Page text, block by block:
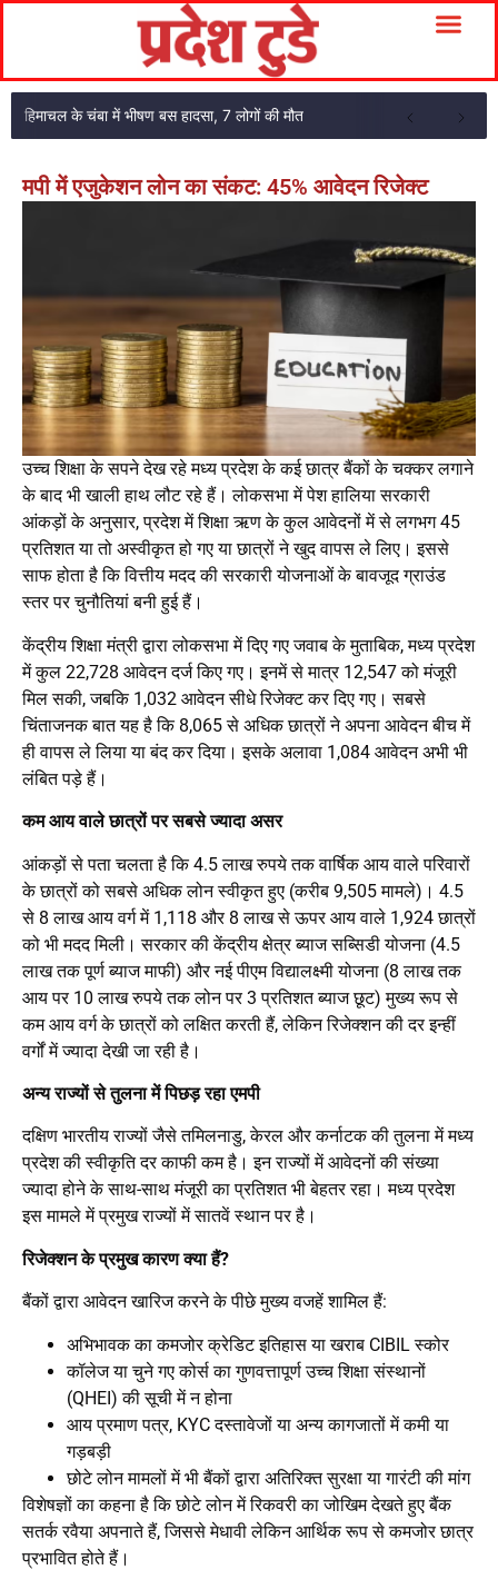
हिमाचल के चंबा में भीषण बस हादसा, 7 लोगों की मौत
मपी में एजुकेशन लोन का संकट: 45% आवेदन रिजेक्ट
उच्च शिक्षा के सपने देख रहे मध्य प्रदेश के कई छात्र बैंकों के चक्कर लगाने
के बाद भी खाली हाथ लौट रहे हैं। लोकसभा में पेश हालिया सरकारी
आंकड़ों के अनुसार, प्रदेश में शिक्षा ऋण के कुल आवेदनों में से लगभग 45
प्रतिशत या तो अस्वीकृत हो गए या छात्रों ने खुद वापस ले लिए। इससे
साफ होता है कि वित्तीय मदद की सरकारी योजनाओं के बावजूद ग्राउंड
स्तर पर चुनौतियां बनी हुई हैं।
केंद्रीय शिक्षा मंत्री द्वारा लोकसभा में दिए गए जवाब के मुताबिक, मध्य प्रदेश
में कुल 22,728 आवेदन दर्ज किए गए। इनमें से मात्र 12,547 को मंजूरी
मिल सकी, जबकि 1,032 आवेदन सीधे रिजेक्ट कर दिए गए। सबसे
चिंताजनक बात यह है कि 8,065 से अधिक छात्रों ने अपना आवेदन बीच में
ही वापस ले लिया या बंद कर दिया। इसके अलावा 1,084 आवेदन अभी भी
लंबित पड़े हैं।
कम आय वाले छात्रों पर सबसे ज्यादा असर
आंकड़ों से पता चलता है कि 4.5 लाख रुपये तक वार्षिक आय वाले परिवारों
के छात्रों को सबसे अधिक लोन स्वीकृत हुए (करीब 9,505 मामले)। 4.5
से 8 लाख आय वर्ग में 1,118 और 8 लाख से ऊपर आय वाले 1,924 छात्रों
को भी मदद मिली। सरकार की केंद्रीय क्षेत्र ब्याज सब्सिडी योजना (4.5
लाख तक पूर्ण ब्याज माफी) और नई पीएम विद्यालक्ष्मी योजना (8 लाख तक
आय पर 10 लाख रुपये तक लोन पर 3 प्रतिशत ब्याज छूट) मुख्य रूप से
कम आय वर्ग के छात्रों को लक्षित करती हैं, लेकिन रिजेक्शन की दर इन्हीं
वर्गों में ज्यादा देखी जा रही है।
अन्य राज्यों से तुलना में पिछड़ रहा एमपी
दक्षिण भारतीय राज्यों जैसे तमिलनाडु, केरल और कर्नाटक की तुलना में मध्य
प्रदेश की स्वीकृति दर काफी कम है। इन राज्यों में आवेदनों की संख्या
ज्यादा होने के साथ-साथ मंजूरी का प्रतिशत भी बेहतर रहा। मध्य प्रदेश
इस मामले में प्रमुख राज्यों में सातवें स्थान पर है।
रिजेक्शन के प्रमुख कारण क्या हैं?
बैंकों द्वारा आवेदन खारिज करने के पीछे मुख्य वजहें शामिल हैं:
अभिभावक का कमजोर क्रेडिट इतिहास या खराब CIBIL स्कोर
कॉलेज या चुने गए कोर्स का गुणवत्तापूर्ण उच्च शिक्षा संस्थानों
(QHEI) की सूची में न होना
आय प्रमाण पत्र, KYC दस्तावेजों या अन्य कागजातों में कमी या
गड़बड़ी
छोटे लोन मामलों में भी बैंकों द्वारा अतिरिक्त सुरक्षा या गारंटी की मांग
विशेषज्ञों का कहना है कि छोटे लोन में रिकवरी का जोखिम देखते हुए बैंक
सतर्क रवैया अपनाते हैं, जिससे मेधावी लेकिन आर्थिक रूप से कमजोर छात्र
प्रभावित होते हैं।